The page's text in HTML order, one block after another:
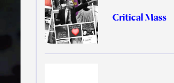
Critical Mass